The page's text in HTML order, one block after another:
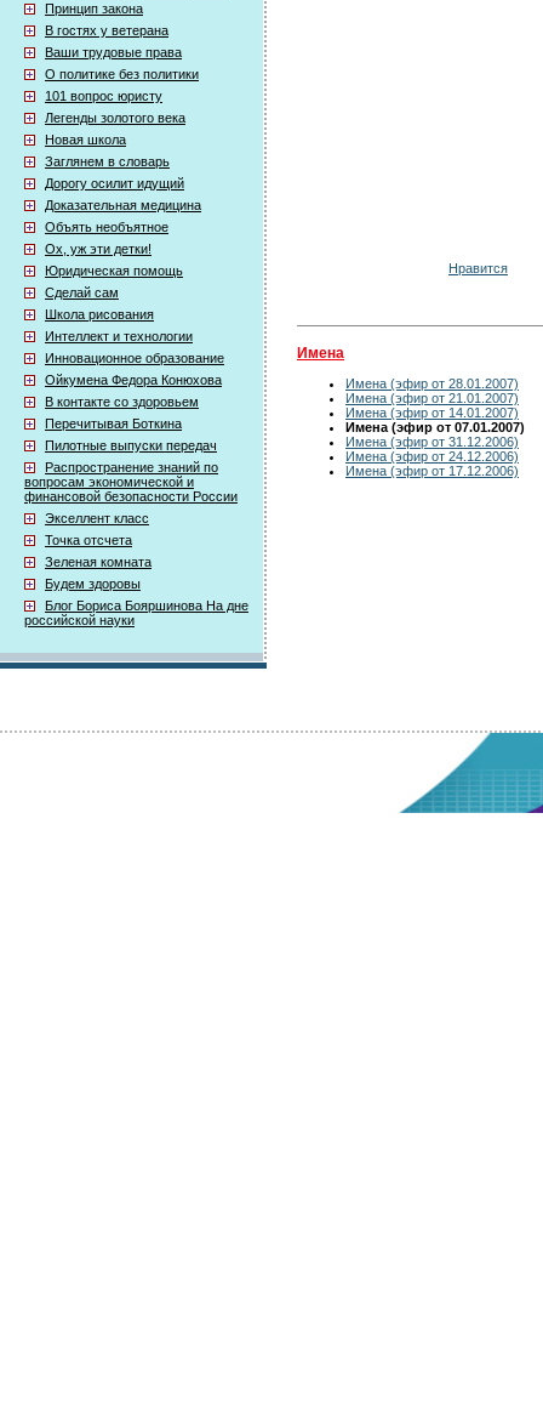
Принцип закона
В гостях у ветерана
Ваши трудовые права
О политике без политики
101 вопрос юристу
Легенды золотого века
Новая школа
Заглянем в словарь
Дорогу осилит идущий
Доказательная медицина
Объять необъятное
Ох, уж эти детки!
Юридическая помощь
Сделай сам
Школа рисования
Интеллект и технологии
Инновационное образование
Ойкумена Федора Конюхова
В контакте со здоровьем
Перечитывая Боткина
Пилотные выпуски передач
Распространение знаний по
вопросам экономической и
финансовой безопасности России
Экселлент класс
Точка отсчета
Зеленая комната
Будем здоровы
Блог Бориса Бояршинова На дне
российской науки
Нравится
Имена
Имена (эфир от 28.01.2007)
Имена (эфир от 21.01.2007)
Имена (эфир от 14.01.2007)
Имена (эфир от 07.01.2007)
Имена (эфир от 31.12.2006)
Имена (эфир от 24.12.2006)
Имена (эфир от 17.12.2006)